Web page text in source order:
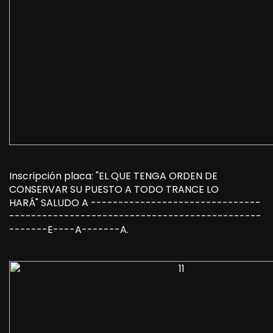
Inscripción placa: "EL QUE TENGA ORDEN DE
CONSERVAR SU PUESTO A TODO TRANCE LO
HARÁ" SALUDO A -------------------------------
----------------------------------------------
-------E----A-------A.